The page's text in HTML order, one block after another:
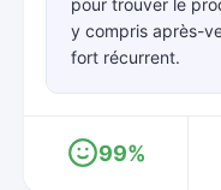
pour trouver le
y compris après-
fort récurrent.
99%